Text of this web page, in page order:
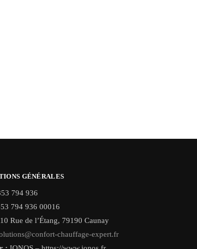
GÉNÉRALES
794 936
794 936 00016
10 Rue de l’Étang, 79190 Caunay
chauffage-expert.fr